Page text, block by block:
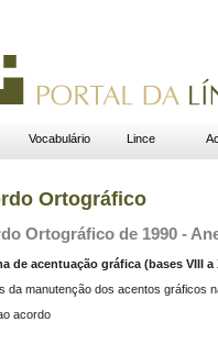
Vocabulário Lince
Ortográfico
Ortográfico de 1990 -
de acentuação gráfica (bases VIII a
da manutenção dos acentos gráficos
acordo